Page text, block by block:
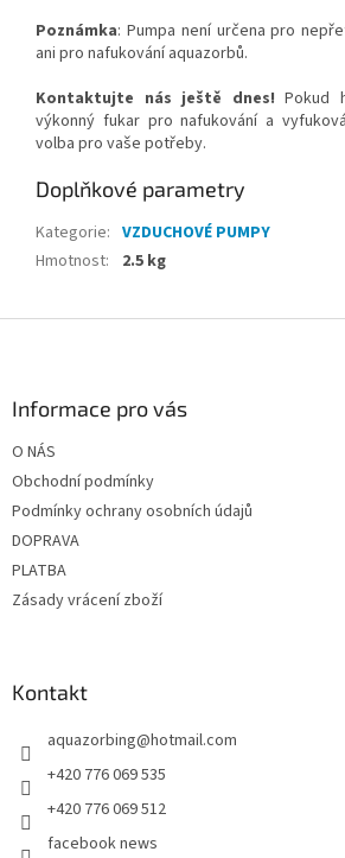
Poznámka: Pumpa není určena pro
ani pro nafukování aquazorbů.
Kontaktujte nás ještě dnes! Pokud
výkonný fukar pro nafukování a
volba pro vaše potřeby.
Doplňkové parametry
Kategorie: VZDUCHOVÉ PUMPY
Hmotnost: 2.5 kg
Informace pro vás
O NÁS
Obchodní podmínky
Podmínky ochrany osobních údajů
DOPRAVA
PLATBA
Zásady vrácení zboží
Kontakt
aquazorbing@hotmail.com
+420 776 069 535
+420 776 069 512
facebook news